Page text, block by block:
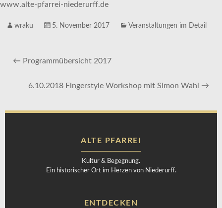
www.alte-pfarrei-niederurff.de
wraku 5. November 2017 Veranstaltungen im Detail
← Programmübersicht 2017
6.10.2018 Fingerstyle Workshop mit Simon Wahl →
ALTE PFARREI
Kultur & Begegnung.
Ein historischer Ort im Herzen von Niederurff.
ENTDECKEN